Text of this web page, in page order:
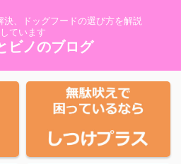
、ドッグフードの選び方を解説
しています
ビノのブログ